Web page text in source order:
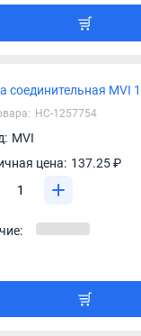
соединительная MVI
НС-1257754
MVI
цена: 137.25 ₽